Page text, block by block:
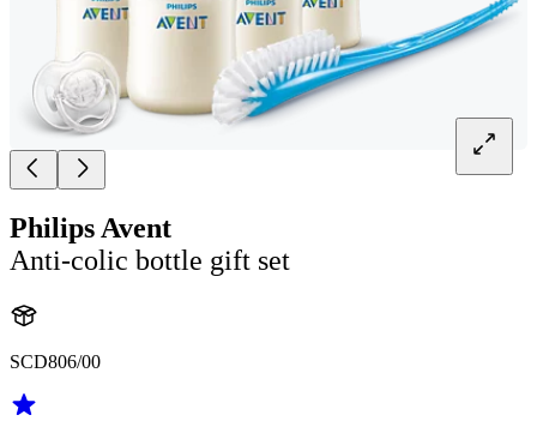
Philips Avent
Anti-colic bottle gift set
SCD806/00